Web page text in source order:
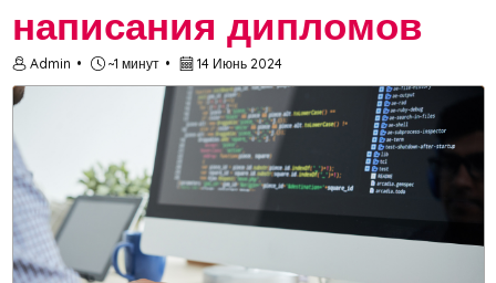
написания дипломов
Admin ~1 минут 14 Июнь 2024